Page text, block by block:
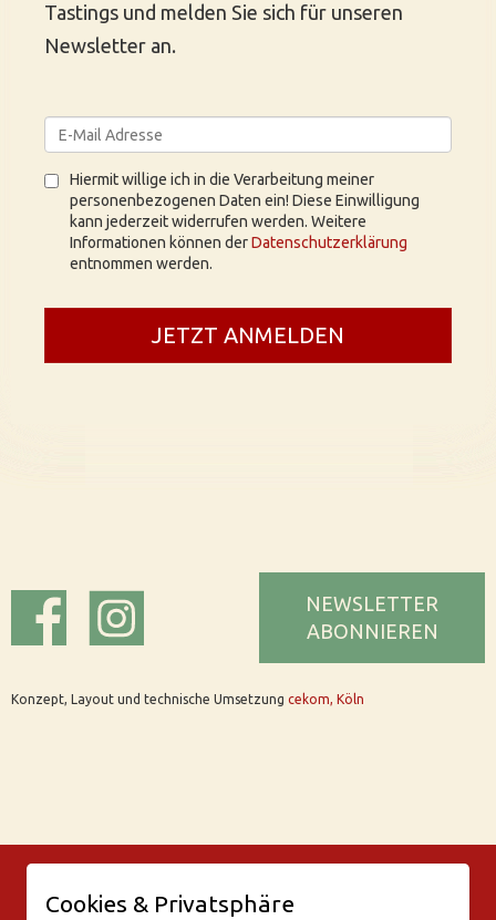
Tastings und melden Sie sich für unseren
Newsletter an.
Hiermit willige ich in die Verarbeitung meiner
personenbezogenen Daten ein! Diese Einwilligung
kann jederzeit widerrufen werden. Weitere
Informationen können derDatenschutzerklärung
entnommen werden.
JETZT ANMELDEN
Konzept, Layout und technische Umsetzung cekom, Köln
NEWSLETTER
ABONNIEREN
Friesenwall 58
Cookies & Privatsphäre